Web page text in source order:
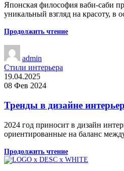
Японская философия ваби-саби
уникальный взгляд на красоту, в
Продолжить чтение
admin
Стили интерьера
19.04.2025
08 Фев 2024
Тренды в дизайне
2024 год приносит в дизайн
ориентированные на баланс
Продолжить чтение